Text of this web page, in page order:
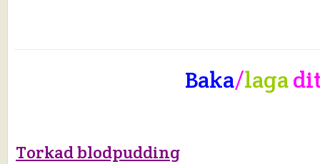
Baka/laga
Torkad blodpudding